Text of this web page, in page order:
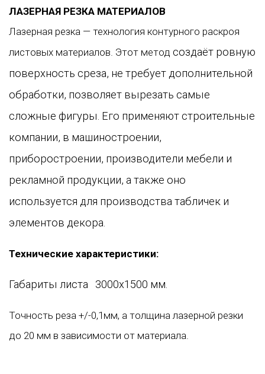
ЛАЗЕРНАЯ РЕЗКА МАТЕРИАЛОВ
Лазерная резка — технология контурного раскроя
листовых материалов. Этот метод создаёт ровную
поверхность среза, не требует дополнительной
обработки, позволяет вырезать самые
сложные фигуры. Его применяют строительные
компании, в машиностроении,
приборостроении, производители мебели и
рекламной продукции, а также оно
используется для производства табличек и
элементов декора.
Технические характеристики:
Габариты листа 3000х1500 мм.
Точность реза +/-0,1мм, а толщина лазерной резки
до 20 мм в зависимости от материала.